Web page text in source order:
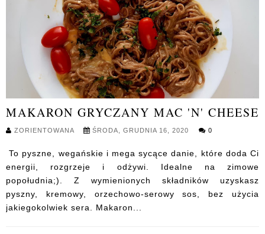
MAKARON GRYCZANY MAC 'N' CHEESE
ZORIENTOWANA ŚRODA, GRUDNIA 16, 2020 0
To pyszne, wegańskie i mega sycące danie, które doda Ci
energii, rozgrzeje i odżywi. Idealne na zimowe
popołudnia;). Z wymienionych składników uzyskasz
pyszny, kremowy, orzechowo-serowy sos, bez użycia
jakiegokolwiek sera. Makaron...